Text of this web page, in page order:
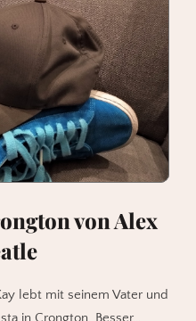
von Alex
lebt mit seinem Vater und
in Crongton. Besser…